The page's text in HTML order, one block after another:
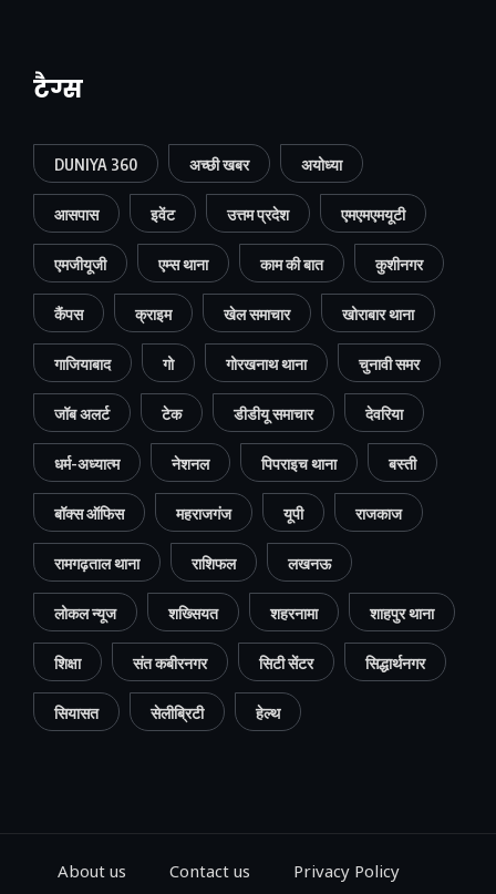
टैग्स
DUNIYA 360 अच्छी खबर अयोध्या
आसपास इवेंट उत्तम प्रदेश एमएमएमयूटी
एमजीयूजी एम्स थाना काम की बात कुशीनगर
कैंपस क्राइम खेल समाचार खोराबार थाना
गाजियाबाद गो गोरखनाथ थाना चुनावी समर
जॉब अलर्ट टेक डीडीयू समाचार देवरिया
धर्म-अध्यात्म नेशनल पिपराइच थाना बस्ती
बॉक्स ऑफिस महराजगंज यूपी राजकाज
रामगढ़ताल थाना राशिफल लखनऊ
लोकल न्यूज शख्सियत शहरनामा शाहपुर थाना
शिक्षा संत कबीरनगर सिटी सेंटर सिद्धार्थनगर
सियासत सेलीब्रिटी हेल्थ
About us Contact us Privacy Policy